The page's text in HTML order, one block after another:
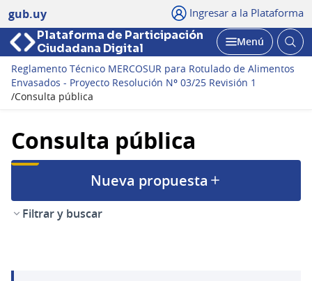
gub.uy Ingresar a la Plataforma
Plataforma de Participación
Ciudadana Digital
Abrir
Menú
Reglamento Técnico MERCOSUR para Rotulado de Alimentos
Envasados - Proyecto Resolución Nº 03/25 Revisión 1
/Consulta pública
Consulta pública
Nueva propuesta
Filtrar y buscar